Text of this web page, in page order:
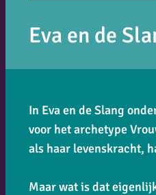
Eva en de
In Eva en de Slang
voor het archetype
als haar levenskracht,
Maar wat is dat